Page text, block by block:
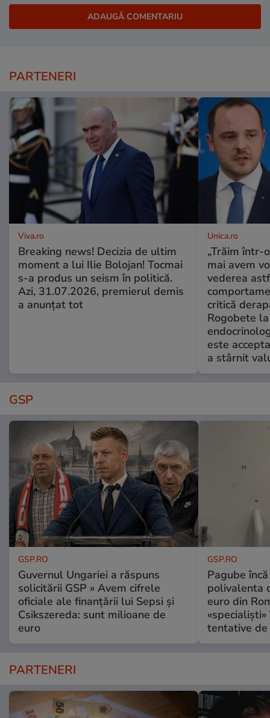
PARTENERI
Viva.ro
Breaking news! Decizia de ultim
moment a lui Ilie Bolojan! Tocmai
s-a produs un seism în politică.
Azi, 31.07.2026, premierul demis
a anunțat tot
Unica.ro
„Trăim într-
mai avem
vederea
critică
Rogobete
este
a stârnit
GSP
GSP.RO
Guvernul Ungariei a răspuns
solicitării GSP » Avem cifrele
oficiale ale finanțării lui Sepsi și
Csikszereda: sunt milioane de
euro
GSP.RO
Pagube
polivalenta
euro din
tentative de
PARTENERI